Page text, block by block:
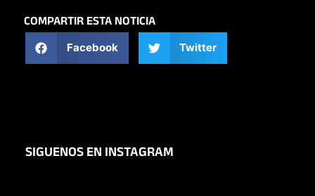
COMPARTIR ESTA NOTICIA
Facebook Twitter
SIGUENOS EN INSTAGRAM